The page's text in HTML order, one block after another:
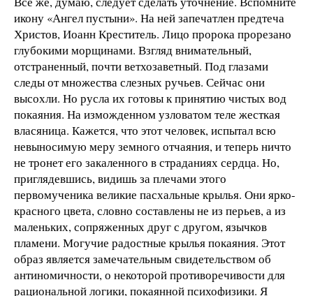
икону «Ангел пустыни». На ней запечатлен предтеча
Христов, Иоанн Креститель. Лицо пророка прорезано
глубокими морщинами. Взгляд внимательный,
отстраненный, почти ветхозаветный. Под глазами
следы от множества слезных ручьев. Сейчас они
высохли. Но русла их готовы к принятию чистых вод
покаяния. На изможденном узловатом теле жесткая
власяница. Кажется, что этот человек, испытал всю
невыносимую меру земного отчаяния, и теперь ничто
не тронет его закаленного в страданиях сердца. Но,
приглядевшись, видишь за плечами этого
первомученика великие пасхальные крылья. Они ярко-
красного цвета, словно составлены не из перьев, а из
маленьких, сопряженных друг с другом, язычков
пламени. Могучие радостные крылья покаяния. Этот
образ является замечательным свидетельством об
антиномичности, о некоторой противоречивости для
рациональной логики, покаянной психофизики. Я